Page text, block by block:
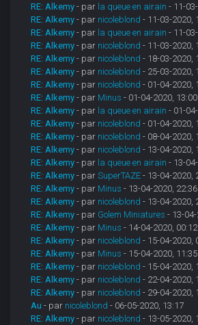
RE: Alkemy - par la queue en airain - 11-
RE: Alkemy - par nicoleblond - 11-03-2020,
RE: Alkemy - par la queue en airain - 11-
RE: Alkemy - par nicoleblond - 11-03-2020,
RE: Alkemy - par nicoleblond - 18-03-2020,
RE: Alkemy - par nicoleblond - 25-03-2020,
RE: Alkemy - par nicoleblond - 01-04-2020,
RE: Alkemy - par Minus - 01-04-2020, 13:00
RE: Alkemy - par la queue en airain - 01-
RE: Alkemy - par nicoleblond - 01-04-2020,
RE: Alkemy - par nicoleblond - 08-04-2020,
RE: Alkemy - par nicoleblond - 13-04-2020,
RE: Alkemy - par la queue en airain - 13-
RE: Alkemy - parSuperTAZE - 13-04-2020,
RE: Alkemy - par Minus - 13-04-2020, 22:36
RE: Alkemy - par nicoleblond - 13-04-2020,
RE: Alkemy - par Golem Miniatures - 13-
RE: Alkemy - par Minus - 14-04-2020, 00:12
RE: Alkemy - par nicoleblond - 15-04-2020,
RE: Alkemy - par Minus - 15-04-2020, 11:35
RE: Alkemy - par nicoleblond - 15-04-2020,
RE: Alkemy - par nicoleblond - 22-04-2020,
RE: Alkemy - par nicoleblond - 29-04-2020,
Au - par nicoleblond - 06-05-2020, 13:17
RE: Alkemy - par nicoleblond - 13-05-2020,